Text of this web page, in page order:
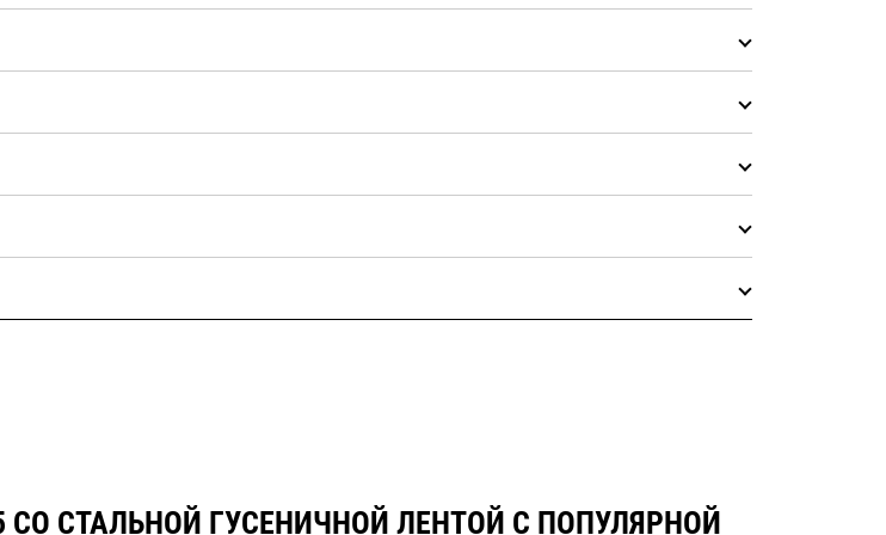
СО СТАЛЬНОЙ ГУСЕНИЧНОЙ ЛЕНТОЙ С ПОПУЛЯРНОЙ